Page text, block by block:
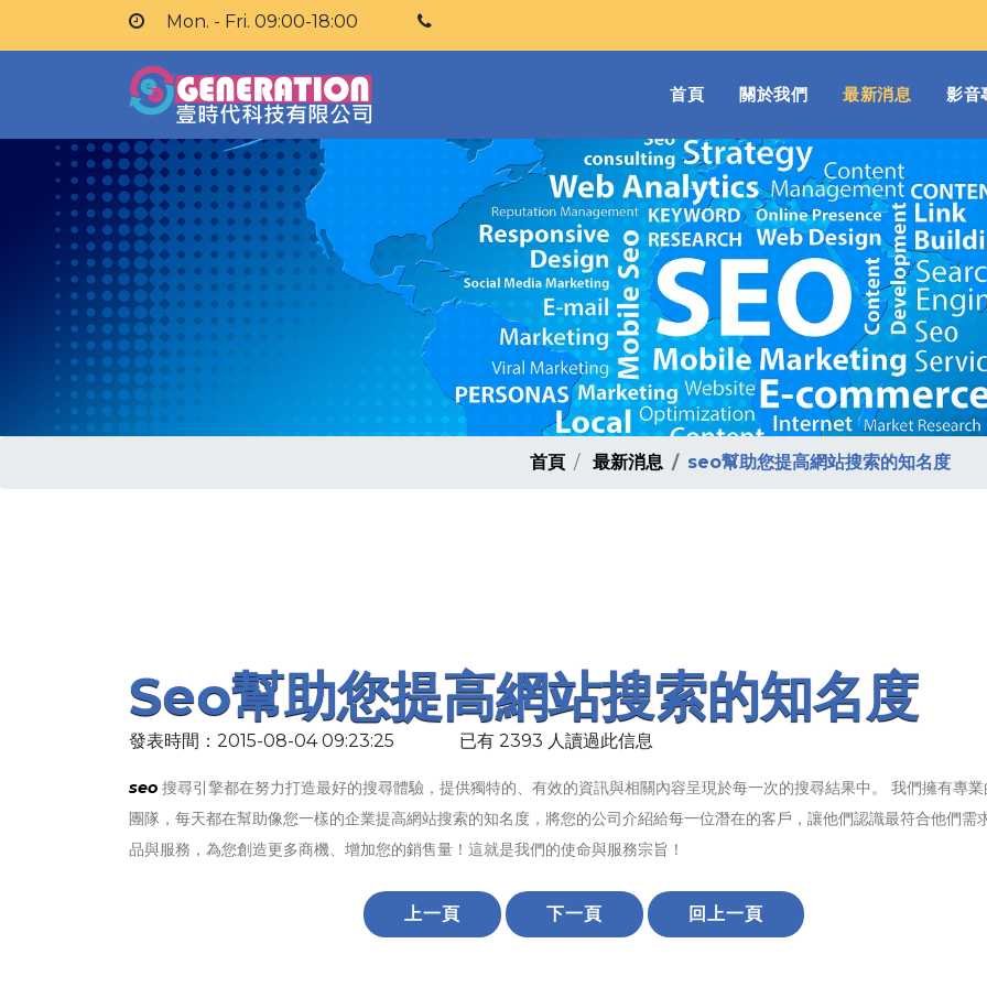
Mon. - Fri. 09:00-18:00
首頁(current)
關於我們 最新消息 影音
首頁 最新消息 seo幫助您提高網站搜索的知名度
Seo幫助您提高網站搜索的知名度
發表時間：2015-08-04 09:23:25 已有 2393 人讀過此信息
seo 搜尋引擎都在努力打造最好的搜尋體驗，提供獨特的、有效的資訊與相關內容呈現於每一次的搜尋結果中。 我們擁有專
團隊，每天都在幫助像您一樣的企業提高網站搜索的知名度，將您的公司介紹給每一位潛在的客戶，讓他們認識最符合他們需
品與服務，為您創造更多商機、增加您的銷售量！這就是我們的使命與服務宗旨！
上一頁 下一頁 回上一頁